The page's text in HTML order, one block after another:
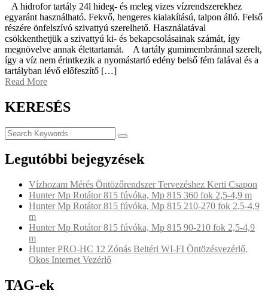
A hidrofor tartály 24l hideg- és meleg vizes vízrendszerekhez
egyaránt használható. Fekvő, hengeres kialakítású, talpon álló. Felső
részére önfelszívó szivattyú szerelhető. Használatával
csökkenthetjük a szivattyú ki- és bekapcsolásainak számát, így
megnövelve annak élettartamát. A tartály gumimembránnal szerelt,
így a víz nem érintkezik a nyomástartó edény belső fém falával és a
tartályban lévő előfeszítő […]
Read More
KERESÉS
Legutóbbi bejegyzések
Vízhozam Mérés Öntözőrendszer Tervezéshez Kerti Csapon
Hunter Mp Rotátor 815 fúvóka, Mp 815 360 fok 2,5-4,9 m
Hunter Mp Rotátor 815 fúvóka, Mp 815 210-270 fok 2,5-4,9
m
Hunter Mp Rotátor 815 fúvóka, Mp 815 90-210 fok 2,5-4,9
m
Hunter PRO-HC 12 Zónás Beltéri WI-FI Öntözésvezérlő,
Okos Internet Vezérlő
TAG-ek